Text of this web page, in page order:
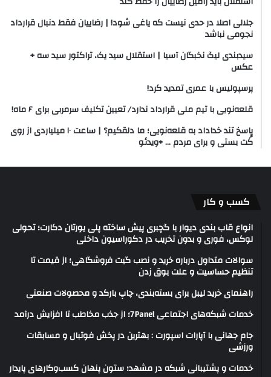
جلالی اصلا در حدی نیست که یاغی شود! | رضاییان فقط دنبال قرارداد
نجومی نباشد
سیدبندی لیگ نخبگان آسیا | استقلال سید یک،‌ تراکتور سید سه +
عکس
پرسپولیس با عمری تمدید کرد!
قلعه‌نویی با تیم ملی قرارداد ندارد/ تعیین تکلیف سرمربی برای ۶ ماه!
پاسخ تند خداداد به قلعه‌نویی؛ ما دلقکیم؟ | ساعت ۱۰ میلیاردی از روی
کُت بستی و برای مردم … +‌ویدئو
کسب و کار
انواع قاب بندی دیوار با گچبری پیش ساخته پلی یورتان دکارت؛ تحولی
لوکس، فوری و بدون تخریب در دکوراسیون داخلی
سوالات متداول درباره خرید و نصب گیت فروشگاهی؛ از قیمت تا
تنظیم حساسیت و علت بوق زدن
راهنمای خرید لیبل برای بسته‌بندی، چاپ بارکد و محصولات صنعتی
خدمات شبکه‌های اجتماعی 7Panel؛ از جذب مخاطب تا افزایش درآمد
جام جهانی با آپارات اسپورت : بهترین در پخش فوتبال و مسابقات
ورزشی
خدمات و پشتیبانی شبکه در مشهد؛ ستون پنهان کسب‌وکارهای پایدار